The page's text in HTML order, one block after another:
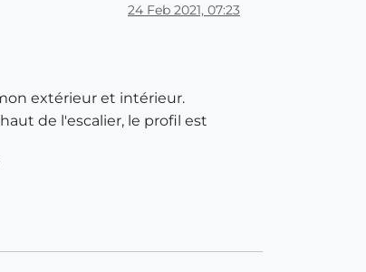
24 Feb 2021, 07:23
extérieur et intérieur.
de l'escalier, le profil est